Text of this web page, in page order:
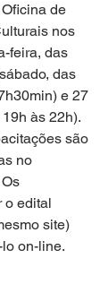
de
nos
feira, das
das
e 27
às 22h).
são
no
Os
o edital
site)
on-line.